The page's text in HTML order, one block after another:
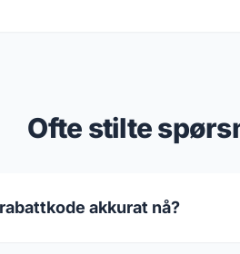
Ofte stilte
akkurat nå?